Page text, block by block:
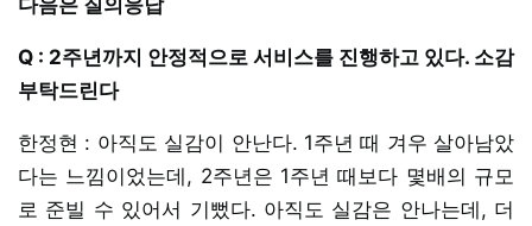
Q : 2주년까지 안정적으로 서비스를 진행하고 있다. 소감
부탁드린다
한정현 : 아직도 실감이 안난다. 1주년 때 겨우 살아남았
다는 느낌이었는데, 2주년은 1주년 때보다 몇배의 규모
로 준빌 수 있어서 기뻤다. 아직도 실감은 안나는데, 더